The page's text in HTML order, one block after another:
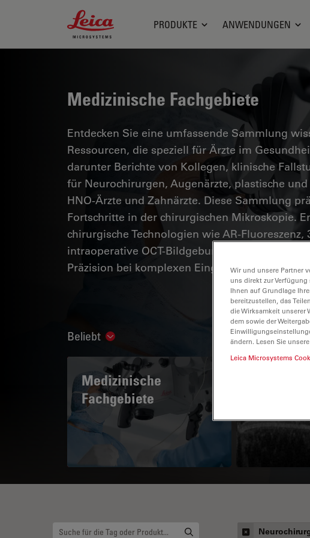
Leica Microsystems Logo
PRODUKTE ANWENDUNGEN
Medizinische Fachgebiete
Entdecken Sie eine umfassende Sammlung
Ressourcen, die speziell für Ärzte im
darunter Berichte von Kollegen, klinische
für Neurochirurgen, Augenärzte, plastische
HNO-Ärzte und Zahnärzte. Diese Sammlung
Fortschritte in der chirurgischen Mikroskopie.
chirurgische Technologien wie AR-
intraoperative OCT-Bildgebung eine sichere
Präzision bei komplexen Eingriffen
Beliebt Show subnavigation
Medizinische
Fachgebiete
A Guide
Wir und unsere Partner
uns direkt zur
Ihnen auf Grundlage
bereitzustellen, das
die Wirksamkeit unserer
dem sowie der
ändern. Lesen Sie
Leica Microsystems